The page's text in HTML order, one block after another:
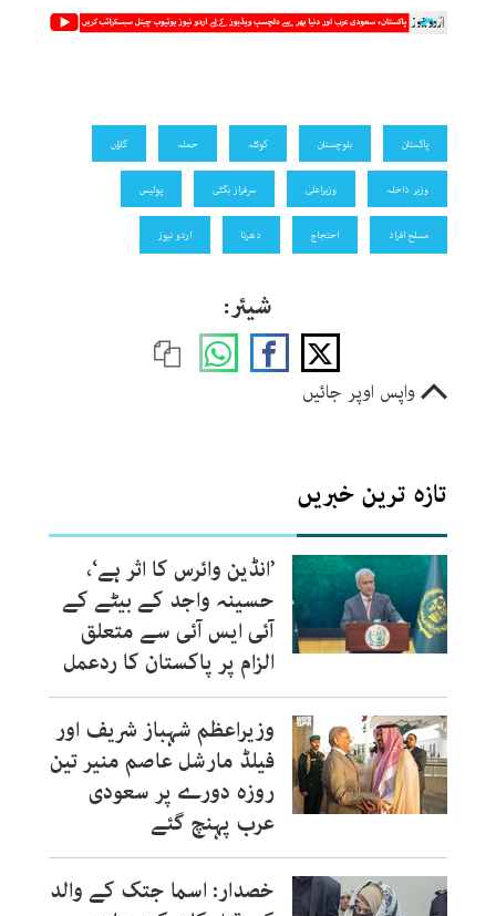
پاکستان بلوچستان کوئٹہ حملہ گاؤں
وزیر داخلہ وزیراعلیٰ سرفراز بگٹی پولیس
مسلح افراد احتجاج دھرنا اردو نیوز
شیئر:
واپس اوپر جائیں
تازہ ترین خبریں
’انڈین وائرس کا اثر ہے‘،
حسینہ واجد کے بیٹے کے
آئی ایس آئی سے متعلق
الزام پر پاکستان کا ردعمل
وزیراعظم شہباز شریف اور
فیلڈ مارشل عاصم منیر تین
روزہ دورے پر سعودی
عرب پہنچ گئے
خصدار: اسما جتک کے والد